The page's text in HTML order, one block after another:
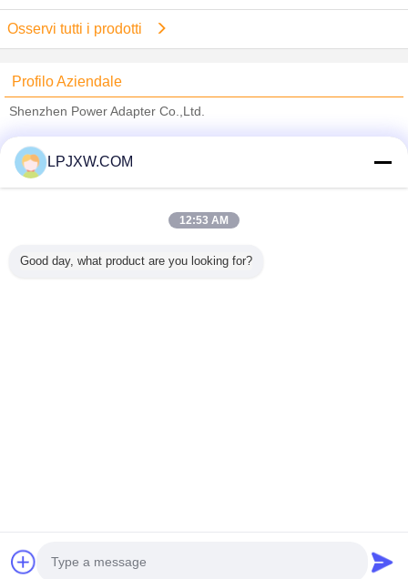
Osservi tutti i prodotti
Profilo Aziendale
Shenzhen Power Adapter Co.,Ltd.
Trust Seal
Verified Suplier
Tutti i prodotti
Developed by
LPJXW.COM
12:53 AM
Good day, what product are you looking for?